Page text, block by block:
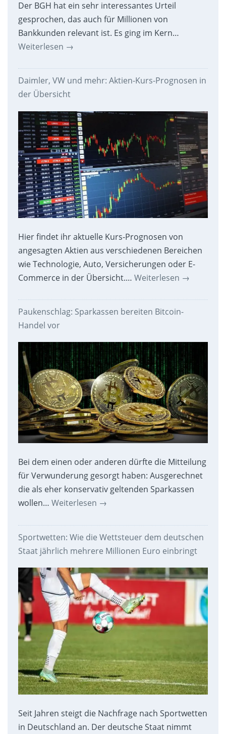
Der BGH hat ein sehr interessantes Urteil
gesprochen, das auch für Millionen von
Bankkunden relevant ist. Es ging im Kern…
Weiterlesen →
Daimler, VW und mehr: Aktien-Kurs-Prognosen in
der Übersicht
Hier findet ihr aktuelle Kurs-Prognosen von
angesagten Aktien aus verschiedenen Bereichen
wie Technologie, Auto, Versicherungen oder E-
Commerce in der Übersicht.… Weiterlesen →
Paukenschlag: Sparkassen bereiten Bitcoin-
Handel vor
Bei dem einen oder anderen dürfte die Mitteilung
für Verwunderung gesorgt haben: Ausgerechnet
die als eher konservativ geltenden Sparkassen
wollen… Weiterlesen →
Sportwetten: Wie die Wettsteuer dem deutschen
Staat jährlich mehrere Millionen Euro einbringt
Seit Jahren steigt die Nachfrage nach Sportwetten
in Deutschland an. Der deutsche Staat nimmt